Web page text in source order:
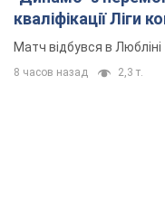
кваліфікації Ліги
Матч відбувся в Любліні
8 часов назад 2,3 т.